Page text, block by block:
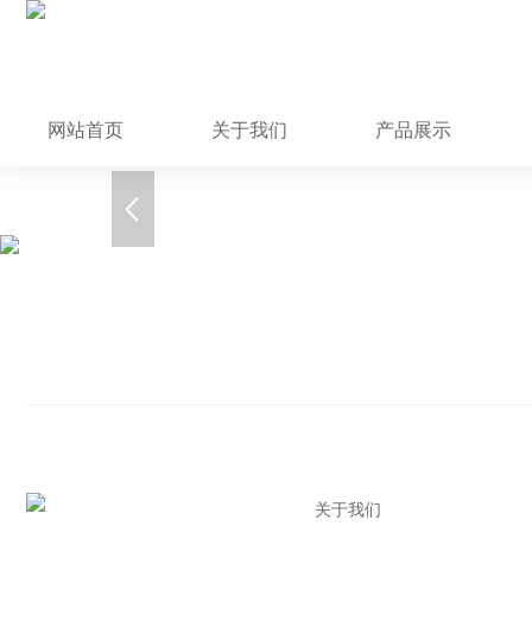
网站首页 关于我们 产品展示